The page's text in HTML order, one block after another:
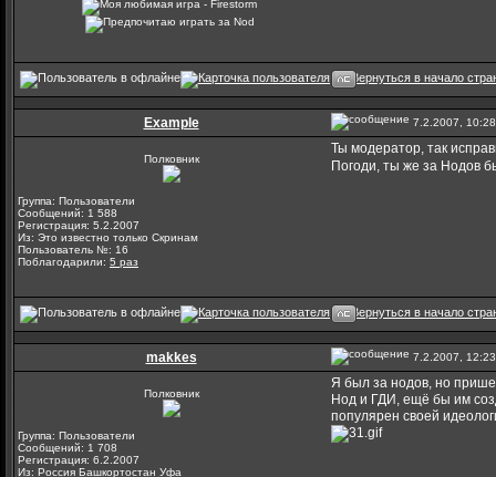
Example 7.2.2007, 10:28
Полковник
Группа: Пользователи
Сообщений: 1 588
Регистрация: 5.2.2007
Из: Это известно только Скринам
Пользователь №: 16
Поблагодарили: 5 раз
Ты модератор, так
Погоди, ты же за Нодов
makkes 7.2.2007, 12:23
Полковник
Группа: Пользователи
Сообщений: 1 708
Регистрация: 6.2.2007
Из: Россия Башкортостан Уфа
Я был за нодов, но
Нод и ГДИ, ещё бы им
популярен своей